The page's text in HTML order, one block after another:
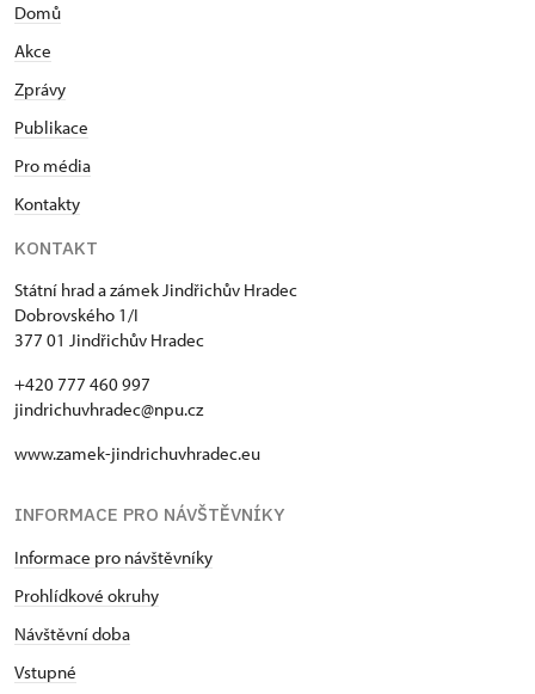
Domů
Akce
Zprávy
Publikace
Pro média
Kontakty
KONTAKT
Státní hrad a zámek Jindřichův Hradec
Dobrovského 1/I
377 01 Jindřichův Hradec
+420 777 460 997
jindrichuvhradec@npu.cz
www.zamek-jindrichuvhradec.eu
INFORMACE PRO NÁVŠTĚVNÍKY
Informace pro návštěvníky
Prohlídkové okruhy
Návštěvní doba
Vstupné